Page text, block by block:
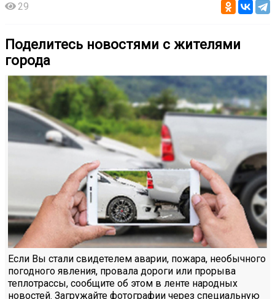
29
Поделитесь новостями с жителями
города
Если Вы стали свидетелем аварии, пожара, необычного
погодного явления, провала дороги или прорыва
теплотрассы, сообщите об этом в ленте народных
новостей. Загружайте фотографии через специальную